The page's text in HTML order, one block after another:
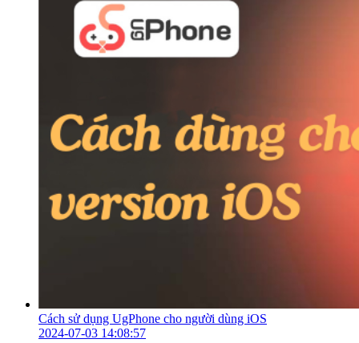
Cách sử dụng UgPhone cho người dùng iOS
2024-07-03 14:08:57